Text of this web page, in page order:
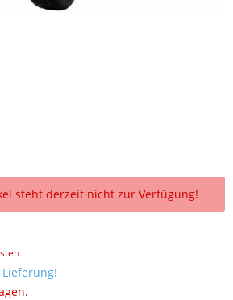
steht derzeit nicht zur Verfügung!